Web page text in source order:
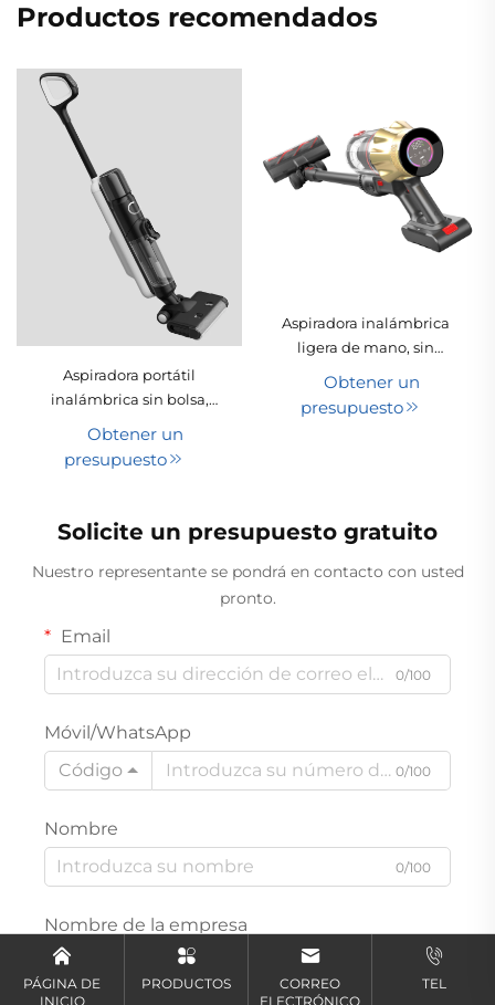
Productos recomendados
Aspiradora portátil
inalámbrica sin bolsa,
para uso doméstico y
Obtener un
presupuesto
Aspiradora inalámbrica
ligera de mano, sin
limpieza de mascotas y
Obtener un
presupuesto
Solicite un presupuesto gratuito
Nuestro representante se pondrá en contacto con usted
pronto.
Email
0/100
Móvil/WhatsApp
Código
0/100
Nombre
0/100
Nombre de la empresa
0/200
PÁGINA DE
INICIO
PRODUCTOS
CORREO
ELECTRÓNICO
TEL